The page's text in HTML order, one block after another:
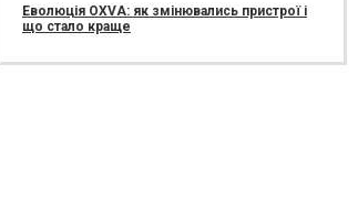
Еволюція OXVA: як змінювались пристрої і
що стало краще